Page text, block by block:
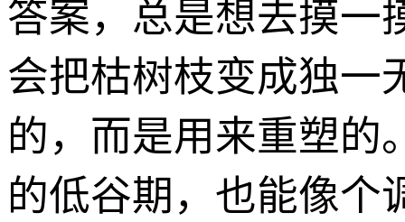
答案，总是想去摸一
会把枯树枝变成独一
的，而是用来重塑的
的低谷期，也能像个